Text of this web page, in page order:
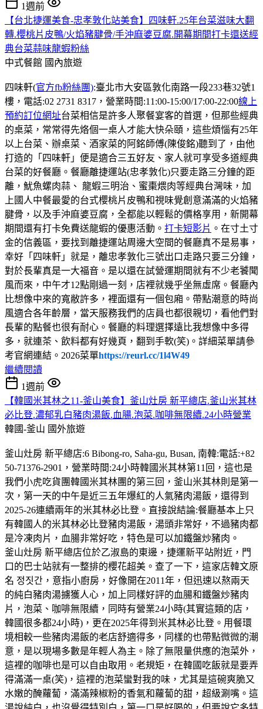
1週前
【台北捷運美食-忠孝敦化站美食】四味軒.25年台菜滋味大翻
轉.櫻桃片皮鴨/火焰豬腱骨/手沖麻婆豆腐.開幕期間打卡還送經
典台菜蒜味龍蝦粉絲
中式餐館 國內旅遊
四味軒(官方fb粉絲團):臺北市大安區敦化南路一段233巷32號1
樓，電話:02 2731 8317，營業時間:11:00-15:00/17:00-22:00線上
預約訂位網址台菜相信是許多人聚餐宴客的首選，但那些經典
的桌菜，常常得先烙個一桌人才能大快朵頤，這些煩惱有25年
以上台菜、辦桌菜、酒家菜的阿銘師傅(陳俊銘)聽到了，由他
打造的「四味軒」便是適合三五好友、家人就可享受多道經典
台菜的好餐廳。餐廳離捷運站(忠孝敦化)只要走路三分鐘的距
離，魷魚螺肉蒜、 龍蝦三明治、蜜棗煨肉等經典台灣味，加
上國人中餐最愛的台式櫻桃片皮鴨和視味覺創意滿滿的火焰豬
腱骨，以及手沖麻婆豆腐，全都能以輕鬆的價格享用，新開幕
期間還有打卡免費送龍蝦的優惠活動。 打卡短影片 。在寸土寸
金的信義區，要找到離捷運站周邊大空間的餐廳真不是易事，
幸好「四味軒」就是，離忠孝敦化三號出口走路只要三分鐘，
對於長輩真是一大福音。是以還在試營運期間就有不少老饕聞
風而來，中午才12點剛過一刻，店裡就幾乎坐無虛席。餐廳內
比想像中來的寬敝許多，裡面還有一個包廂。帶點潮意的時尚
風適合各年齡層，當天服務我們的店員也都很親切，看他們對
長輩的點餐也很有耐心。餐廳的料理選擇遠比我想像中多得
多，就連茶、飲料都有好幾頁，翻到手軟(笑)。詳細菜單請參
考官網連結。2026菜單https://reurl.cc/1l4W49
繼續閱讀
1週前
【韓國米其林之11-釜山美食】釜山灶房 新平總店.釜山米其林
必比登.濃郁乳白豬肉湯飯.血腸.泡菜.咖啡無限續.24小時營業
韓國-釜山 國外旅遊
釜山灶房 新平總店:6 Bibong-ro, Saha-gu, Busan, 南韓:電話:+82
50-71376-2901，營業時間:24小時韓國米其林第11回，這也是
我們小虎吃貨團韓國米其林團的第三回，釜山米其林則是第一
次，第一天的中午是近三五年爆紅的人氣豬肉湯飯，還得到
2025-26連續兩年的米其林必比登。直接說結論:餐廳基本上只
有韓國人的米其林必比登豬肉湯飯，湯頭非常好，不過豬肉都
是冷凍肉片，血腸非常好吃，特色是可以加鐵盤炒豬肉。
釜山灶房 新平總店位於乙淑島的東邊，捷運新平站附近，門
口的巴士站就有一整排的櫻花超美。查了一下，這家店韓文原
名 정짓간，意指小廚房，好像開在2011年，但迅速以熬兩天
的純白豬肉湯擄獲人心，加上同樣好評的血腸和鐵盤炒豬肉
片，泡菜、咖啡無限續，同時有營業24小時(其實這類的店，
韓國很多都24小時)，更在2025年得到米其林必比登。用餐環
境相較一些豬肉湯飯的老店舒適得多，同樣的也帶點微微的潮
意，是以現場多數是年輕人為主。除了無限量供應的泡菜外，
這裡的咖啡也是可以自由取用。老規矩，在韓國吃飯就是要弄
得滿滿一桌(笑)，這裡的泡菜蠻對我的味，尤其是這碗爽脆又
水嫩的醃蘿蔔，滿滿辣椒粉的香氣和蘿蔔的甜，超級涮嘴。這